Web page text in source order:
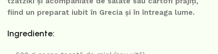
fiind un preparat iubit în Grecia și în întreaga lume.
Ingrediente: